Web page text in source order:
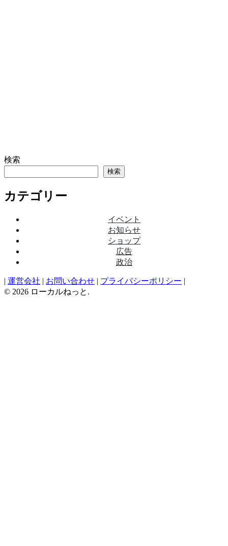
検索
検索
カテゴリー
イベント
お知らせ
ショップ
広告
政治
| 運営会社 | お問い合わせ | プライバシーポリシー |
© 2026 ローカルねっと.